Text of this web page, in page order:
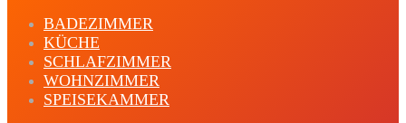
BADEZIMMER
KÜCHE
SCHLAFZIMMER
WOHNZIMMER
SPEISEKAMMER